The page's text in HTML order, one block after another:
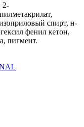
2-
спирт, н-
фенил кетон,
пигмент.